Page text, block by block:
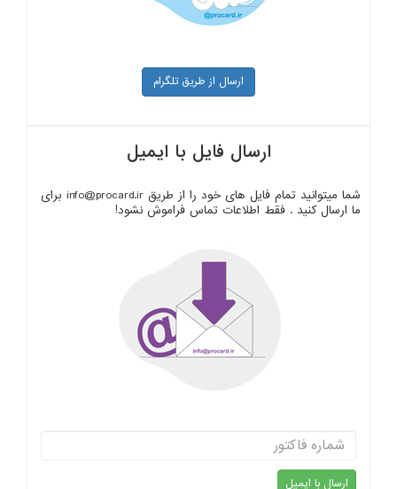
ارسال از طریق تلگرام
ارسال فایل با ایمیل
شما میتوانید تمام فایل های خود را از طریق info@procard.ir برای
ما ارسال کنید . فقط اطلاعات تماس فراموش نشود!